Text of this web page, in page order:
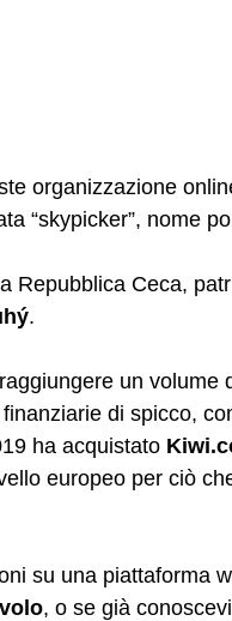
organizzazione
“skypicker”, nome
Repubblica Ceca,
.
un
di spicco,
ha acquistato
europeo per ciò
su una piattaforma
, o se già